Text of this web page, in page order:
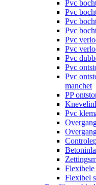
Pvc
Pvc
Pvc
Pvc
Pvc
Pvc
Pvc
Pvc
Pvc
manchet
PP
Pvc
Flexibele
Flexibel